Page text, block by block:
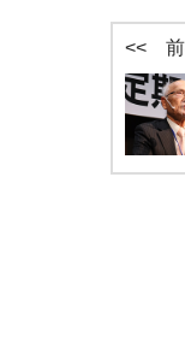
<< 前